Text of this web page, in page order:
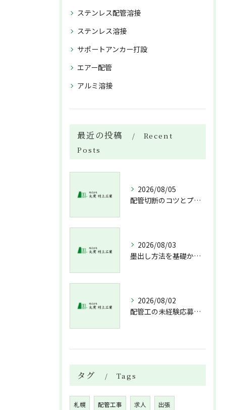
ステンレス配管溶接
ステンレス溶接
サポートアンカー打設
エアー配管
アルミ溶接
最近の投稿
Recent
Posts
2026/08/05
配管切断のコツとプロが教える失敗しない工具選び
2026/08/03
墨出し方法を基礎から実践まで一人作業でも正確にこなすコツと墨出し作業の注意点
2026/08/02
配管工の未経験応募で資格不問求人情報と溶接技術習得までの流れを解説
タグ Tags
札幌 配管工事 求人 出張